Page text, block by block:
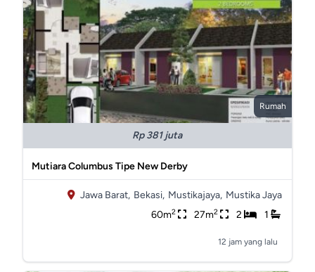
Rumah
Rp 381 juta
Mutiara Columbus Tipe New Derby
Jawa Barat, Bekasi, Mustikajaya, Mustika Jaya
60m2 27m2 2 1
12 jam yang lalu